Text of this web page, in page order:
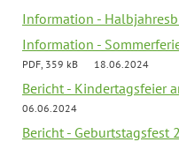
Information -
Information -
PDF, 359 kB 18.06.2024
Bericht - Kindertagsfeier
06.06.2024
Bericht - Geburtstagsfest